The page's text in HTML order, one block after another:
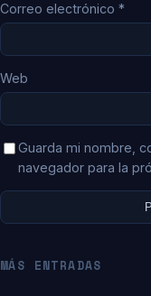
Correo electrónico *
Web
Guarda mi nombre,
navegador para la
MÁS ENTRADAS